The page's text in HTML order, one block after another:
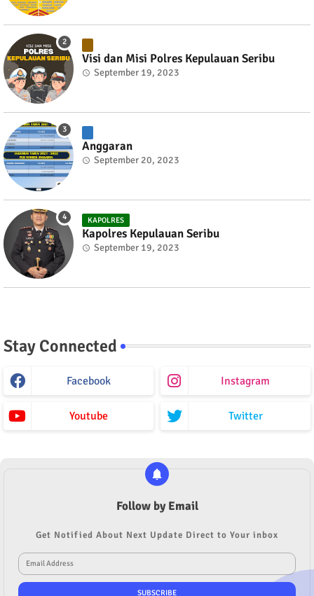
Visi dan Misi Polres Kepulauan Seribu
September 19, 2023
Anggaran
September 20, 2023
KAPOLRES
Kapolres Kepulauan Seribu
September 19, 2023
Stay Connected
Facebook Instagram
Youtube Twitter
Follow by Email
Get Notified About Next Update Direct to Your inbox